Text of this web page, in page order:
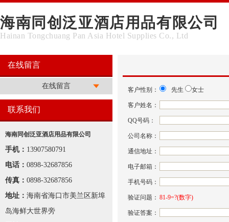
海南同创泛亚酒店用品有限公司
Hainan Tongchuang Pan Asia Hotel Supplies Co., Ltd
在线留言
在线留言
联系我们
海南同创泛亚酒店用品有限公司
手机： 13907580791
电话： 0898-32687856
传真： 0898-32687856
地址： 海南省海口市美兰区新埠
岛海鲜大世界旁
客户性别： 先生 女士
客户姓名：
QQ号码：
公司名称：
通信地址：
电子邮箱：
手机号码：
验证问题： 81-9=?(数字)
验证答案：